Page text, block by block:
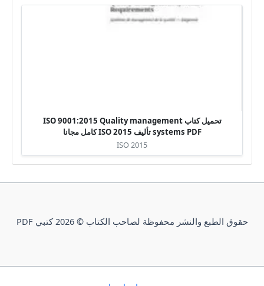
تحميل كتاب ISO 9001:2015 Quality management
systems PDF تأليف ISO 2015 كامل مجانا
ISO 2015
حقوق الطبع والنشر محفوظة لصاحب الكتاب © 2026 كتبي PDF